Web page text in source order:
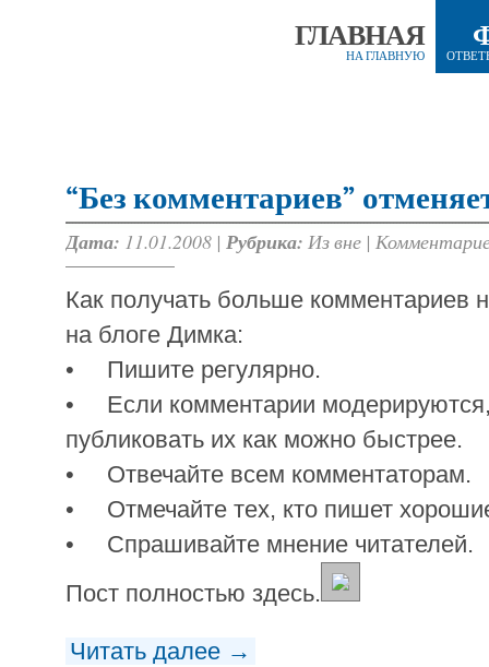
ГЛАВНАЯ
НА ГЛАВНУЮ
“Без комментариев”
Дата: 11.01.2008 | Рубрика: Из вне |
Как получать больше комментариев
на блоге Димка:
• Пишите регулярно.
• Если комментарии модерируются,
публиковать их как можно быстрее.
• Отвечайте всем комментаторам.
• Отмечайте тех, кто пишет
• Спрашивайте мнение читателей.
Пост полностью здесь.
Читать далее →